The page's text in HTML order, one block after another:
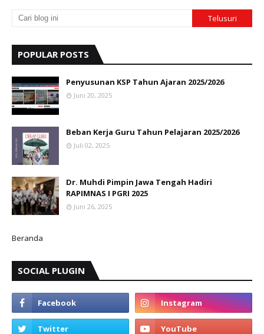
POPULAR POSTS
Penyusunan KSP Tahun Ajaran 2025/2026
Juni 20, 2025
Beban Kerja Guru Tahun Pelajaran 2025/2026
Juli 02, 2025
Dr. Muhdi Pimpin Jawa Tengah Hadiri
RAPIMNAS I PGRI 2025
Juni 26, 2025
Beranda
SOCIAL PLUGIN